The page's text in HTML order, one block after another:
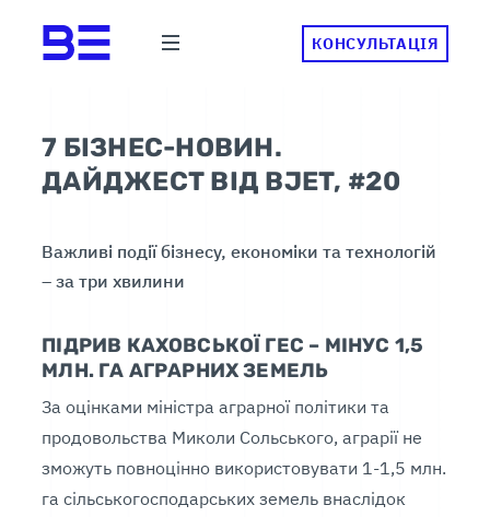
КОНСУЛЬТАЦІЯ
7 БІЗНЕС-НОВИН.
ДАЙДЖЕСТ ВІД BJET, #20
Важливі події бізнесу, економіки та технологій
– за три хвилини
ПІДРИВ КАХОВСЬКОЇ ГЕС – МІНУС 1,5
МЛН. ГА АГРАРНИХ ЗЕМЕЛЬ
За оцінками міністра аграрної політики та
продовольства Миколи Сольського, аграрії не
зможуть повноцінно використовувати 1-1,5 млн.
га сільськогосподарських земель внаслідок